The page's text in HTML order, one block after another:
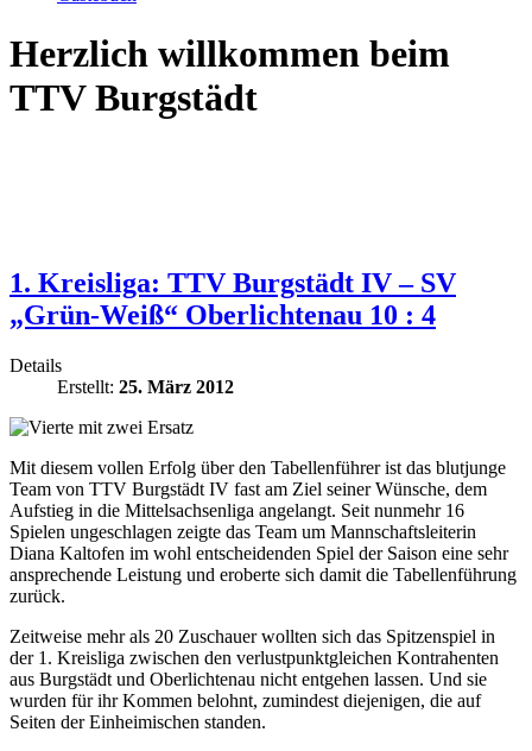
Herzlich willkommen beim
TTV Burgstädt
1. Kreisliga: TTV Burgstädt IV – SV
„Grün-Weiß“ Oberlichtenau 10 : 4
Details
Erstellt: 25. März 2012
Mit diesem vollen Erfolg über den Tabellenführer ist das blutjunge
Team von TTV Burgstädt IV fast am Ziel seiner Wünsche, dem
Aufstieg in die Mittelsachsenliga angelangt. Seit nunmehr 16
Spielen ungeschlagen zeigte das Team um Mannschaftsleiterin
Diana Kaltofen im wohl entscheidenden Spiel der Saison eine sehr
ansprechende Leistung und eroberte sich damit die Tabellenführung
zurück.
Zeitweise mehr als 20 Zuschauer wollten sich das Spitzenspiel in
der 1. Kreisliga zwischen den verlustpunktgleichen Kontrahenten
aus Burgstädt und Oberlichtenau nicht entgehen lassen. Und sie
wurden für ihr Kommen belohnt, zumindest diejenigen, die auf
Seiten der Einheimischen standen.